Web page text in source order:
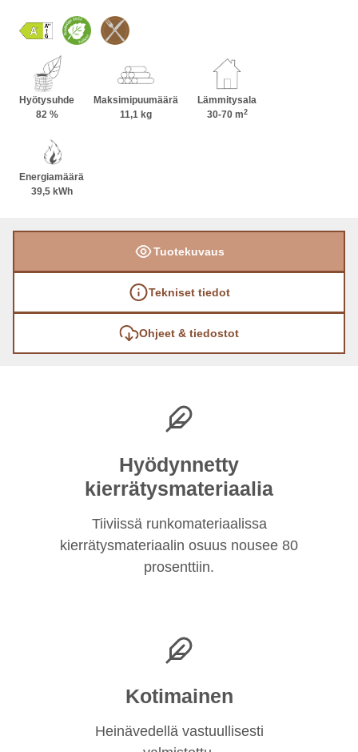
ansiosta helposti sijoitettavissa tilaan kuin tilaan ja
korkeutta kasvattamalla voit lisätä sen
lämmönvarauskykyä. Jaanin takkapesää voit
lisäksi hyödyntää ruoanlaitossa.
Hyötysuhde
82 %
Maksimipuumäärä
11,1 kg
Lämmitysala
30-70 m2
Energiamäärä
39,5 kWh
Tuotekuvaus
Tekniset tiedot
Ohjeet & tiedostot
Hyödynnetty
kierrätysmateriaalia
Tiiviissä runkomateriaalissa
kierrätysmateriaalin osuus nousee 80
prosenttiin.
Kotimainen
Heinävedellä vastuullisesti